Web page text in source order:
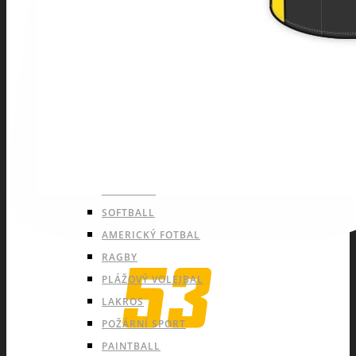
SOFTBALL
AMERICKÝ FOTBAL
RAGBY
PLÁŽOVÝ VOLEJBAL
LAKROS
POŽÁRNÍ SPORT
PAINTBALL